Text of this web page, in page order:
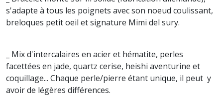
s'adapte à tous les poignets avec son noeud coulissant,
breloques petit oeil et signature Mimi del sury.
_ Mix d'intercalaires en acier et hématite, perles
facettées en jade, quartz cerise, heishi aventurine et
coquillage... Chaque perle/pierre étant unique, il peut y
avoir de légères différences.